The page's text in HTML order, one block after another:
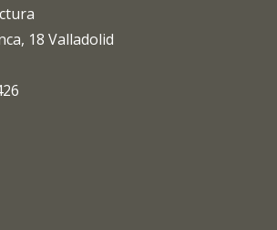
18 Valladolid